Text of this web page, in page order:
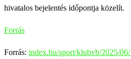
hivatalos bejelentés időpontja közelít.
Forrás
Forrás: index.hu/sport/klubvb/2025/